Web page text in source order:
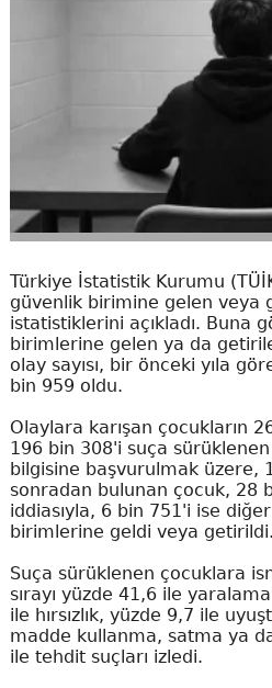
Türkiye İstatistik Kurumu
güvenlik birimine gelen veya
istatistiklerini açıkladı. Buna
birimlerine gelen ya da
olay sayısı, bir önceki yıla
bin 959 oldu.
Olaylara karışan çocukların
196 bin 308'i suça
bilgisine başvurulmak üzere,
sonradan bulunan çocuk, 28
iddiasıyla, 6 bin 751'i ise
birimlerine geldi veya getirildi.
Suça sürüklenen çocuklara
sırayı yüzde 41,6 ile
ile hırsızlık, yüzde 9,7 ile
madde kullanma, satma ya
ile tehdit suçları izledi.